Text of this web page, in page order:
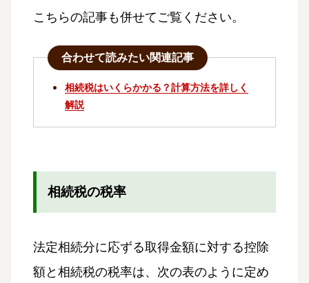
こちらの記事も併せてご覧ください。
合わせて読みたい関連記事
相続税はいくらかかる？計算方法を詳しく
解説
相続税の税率
法定相続分に応ずる取得金額に対する控除
額と相続税の税率は、次の表のように定め